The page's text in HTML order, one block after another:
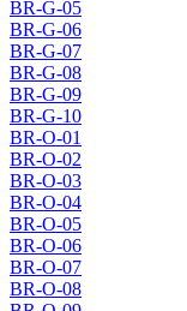
BR-G-05
BR-G-06
BR-G-07
BR-G-08
BR-G-09
BR-G-10
BR-O-01
BR-O-02
BR-O-03
BR-O-04
BR-O-05
BR-O-06
BR-O-07
BR-O-08